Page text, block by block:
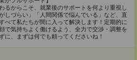
るからこそ、就業後のサポートを何より重視し
しづらい」「人間関係で悩んでいる」など、直
べて私たちが間に入って解決します！定期的に
で気持ちよく働けるよう、全力で交渉・調整を
に、まずは何でも頼ってくださいね！